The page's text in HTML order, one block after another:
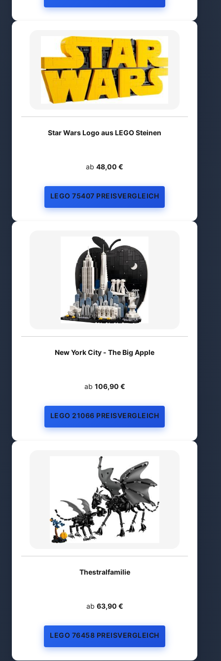
Star Wars Logo aus LEGO Steinen
ab 48,00 €
LEGO 75407 PREISVERGLEICH
New York City - The Big Apple
ab 106,90 €
LEGO 21066 PREISVERGLEICH
Thestralfamilie
ab 63,90 €
LEGO 76458 PREISVERGLEICH